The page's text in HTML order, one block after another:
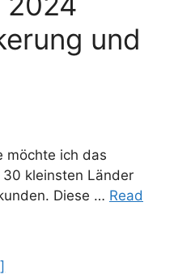
und
möchte ich das
kleinsten Länder
Diese … Read